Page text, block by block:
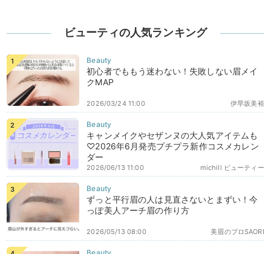
ビューティの人気ランキング
初心者でももう迷わない！失敗しない眉メイ
クMAP
伊早坂美裕
2026/03/24 11:00
キャンメイクやセザンヌの大人気アイテムも
♡2026年6月発売プチプラ新作コスメカレン
ダー
michill ビューティー
2026/06/13 11:00
ずっと平行眉の人は見直さないとまずい！今
っぽ美人アーチ眉の作り方
美眉のプロSAORI
2026/05/13 08:00